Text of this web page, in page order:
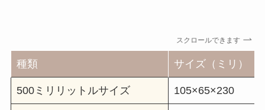
スクロールできます
種類 サイズ（ミリ）
500ミリリットルサイズ 105×65×230